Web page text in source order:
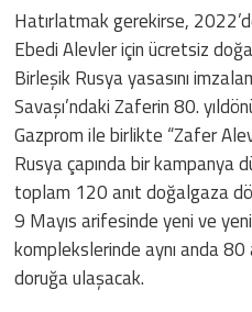
Hatırlatmak gerekirse,
Ebedi Alevler için ücretsiz
Birleşik Rusya yasasını
Savaşı’ndaki Zaferin 80.
Gazprom ile birlikte “Zafer
Rusya çapında bir kampanya
toplam 120 anıt doğalgaza
9 Mayıs arifesinde yeni ve
komplekslerinde aynı anda
doruğa ulaşacak.